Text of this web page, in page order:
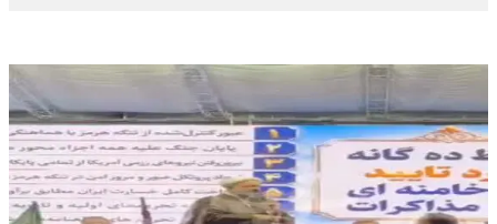
قیمت خودرو‌های ایران خودرو امروز
دوشنبه ۱۹ مرداد ۱۴۰۵ / قیمت پژو